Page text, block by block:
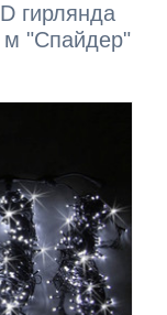
гирлянда
м "Спайдер"